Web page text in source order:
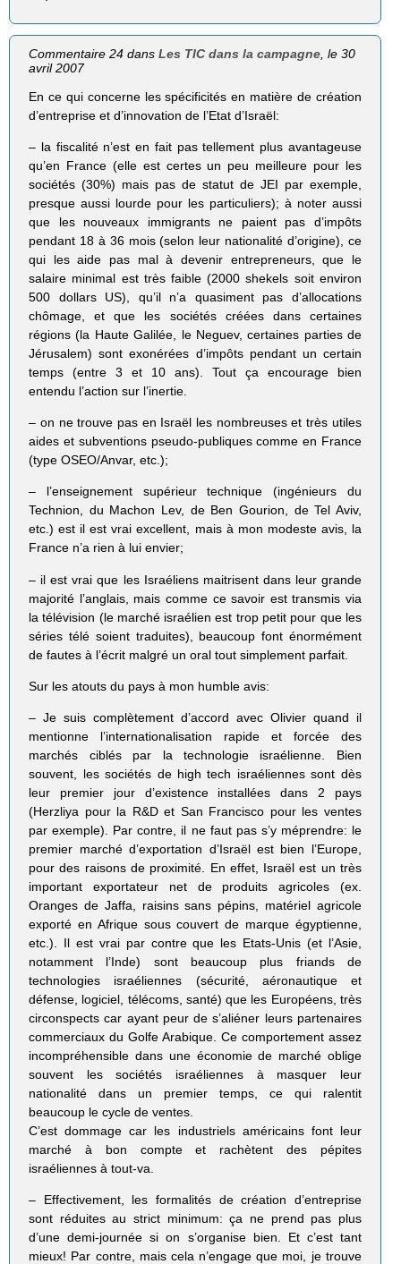
Commentaire 24 dansLes TIC dans la campagne , le 30
avril 2007
En ce qui concerne les spécificités en matière de création
d’entreprise et d’innovation de l’Etat d’Israël:
– la fiscalité n’est en fait pas tellement plus avantageuse
qu’en France (elle est certes un peu meilleure pour les
sociétés (30%) mais pas de statut de JEI par exemple,
presque aussi lourde pour les particuliers); à noter aussi
que les nouveaux immigrants ne paient pas d’impôts
pendant 18 à 36 mois (selon leur nationalité d’origine), ce
qui les aide pas mal à devenir entrepreneurs, que le
salaire minimal est très faible (2000 shekels soit environ
500 dollars US), qu’il n’a quasiment pas d’allocations
chômage, et que les sociétés créées dans certaines
régions (la Haute Galilée, le Neguev, certaines parties de
Jérusalem) sont exonérées d’impôts pendant un certain
temps (entre 3 et 10 ans). Tout ça encourage bien
entendu l’action sur l’inertie.
– on ne trouve pas en Israël les nombreuses et très utiles
aides et subventions pseudo-publiques comme en France
(type OSEO/Anvar, etc.);
– l’enseignement supérieur technique (ingénieurs du
Technion, du Machon Lev, de Ben Gourion, de Tel Aviv,
etc.) est il est vrai excellent, mais à mon modeste avis, la
France n’a rien à lui envier;
– il est vrai que les Israéliens maitrisent dans leur grande
majorité l’anglais, mais comme ce savoir est transmis via
la télévision (le marché israélien est trop petit pour que les
séries télé soient traduites), beaucoup font énormément
de fautes à l’écrit malgré un oral tout simplement parfait.
Sur les atouts du pays à mon humble avis:
– Je suis complètement d’accord avec Olivier quand il
mentionne l’internationalisation rapide et forcée des
marchés ciblés par la technologie israélienne. Bien
souvent, les sociétés de high tech israéliennes sont dès
leur premier jour d’existence installées dans 2 pays
(Herzliya pour la R&D et San Francisco pour les ventes
par exemple). Par contre, il ne faut pas s’y méprendre: le
premier marché d’exportation d’Israël est bien l’Europe,
pour des raisons de proximité. En effet, Israël est un très
important exportateur net de produits agricoles (ex.
Oranges de Jaffa, raisins sans pépins, matériel agricole
exporté en Afrique sous couvert de marque égyptienne,
etc.). Il est vrai par contre que les Etats-Unis (et l’Asie,
notamment l’Inde) sont beaucoup plus friands de
technologies israéliennes (sécurité, aéronautique et
défense, logiciel, télécoms, santé) que les Européens, très
circonspects car ayant peur de s’aliéner leurs partenaires
commerciaux du Golfe Arabique. Ce comportement assez
incompréhensible dans une économie de marché oblige
souvent les sociétés israéliennes à masquer leur
nationalité dans un premier temps, ce qui ralentit
beaucoup le cycle de ventes.
C’est dommage car les industriels américains font leur
marché à bon compte et rachètent des pépites
israéliennes à tout-va.
– Effectivement, les formalités de création d’entreprise
sont réduites au strict minimum: ça ne prend pas plus
d’une demi-journée si on s’organise bien. Et c’est tant
mieux! Par contre, mais cela n’engage que moi, je trouve